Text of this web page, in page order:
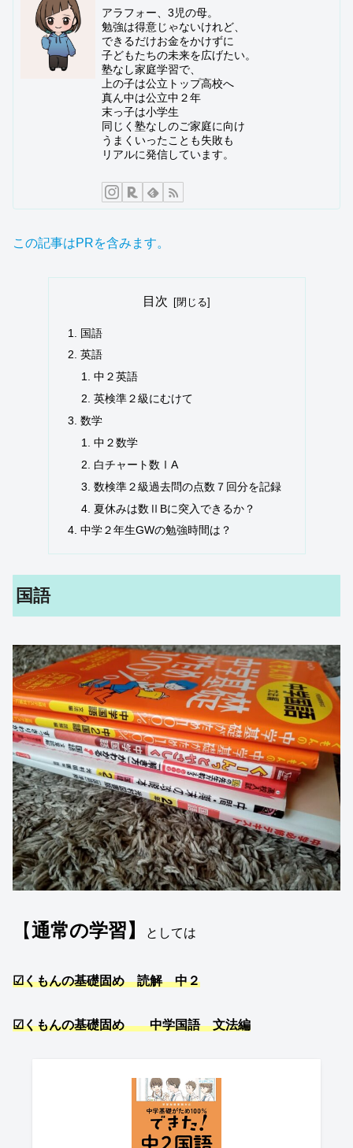
アラフォー、3児の母。
勉強は得意じゃないけれど、
できるだけお金をかけずに
子どもたちの未来を広げたい。
塾なし家庭学習で、
上の子は公立トップ高校へ
真ん中は公立中２年
末っ子は小学生
同じく塾なしのご家庭に向け
うまくいったことも失敗も
リアルに発信しています。
この記事はPRを含みます。
目次
国語
英語
中２英語
英検準２級にむけて
数学
中２数学
白チャート数ⅠA
数検準２級過去問の点数７回分を記録
夏休みは数ⅡBに突入できるか？
中学２年生GWの勉強時間は？
国語
【通常の学習】 としては
☑くもんの基礎固め 読解 中２
☑くもんの基礎固め 中学国語 文法編